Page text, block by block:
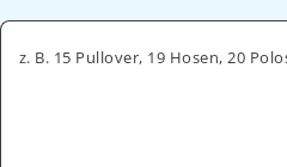
z. B. 15 Pullover, 19 Hosen, 20